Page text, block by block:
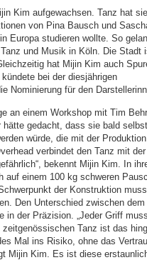
Kim aufgewachsen. Tanz hat
von Pina Bausch und
Europa studieren wollte. So
und Musik in Köln. Die Stadt
hat Mijin Kim auch
bei der diesjährigen
Nominierung für den
an einem Workshop mit Tim
gedacht, dass sie bald
würde, die mit der Produktion
verbindet den Tanz mit der
bekennt Mijin Kim. In
auf einem 100 kg schweren
der Konstruktion
Den Unterschied zwischen dem
in der Präzision. „Jeder Griff
Tanz ist das
Mal ins Risiko, ohne das
Mijin Kim. Es ist diese